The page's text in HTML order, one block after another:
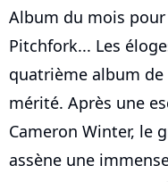
Album du mois
Pitchfork... Les
quatrième album
mérité. Après une
Cameron Winter, le
assène une